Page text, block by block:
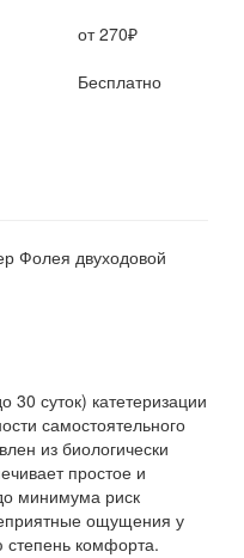
от 270₽
Бесплатно
Фолея двуходовой
30 суток) катетеризации
самостоятельного
из биологически
простое и
минимума риск
ощущения у
степень комфорта.